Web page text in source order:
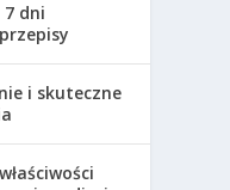
7 dni
i skuteczne